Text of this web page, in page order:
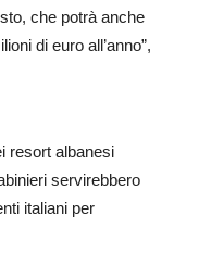
che potrà anche
di euro all’anno”,
resort albanesi
servirebbero
italiani per